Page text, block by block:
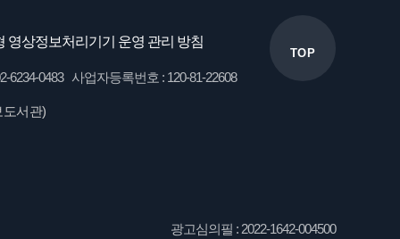
영상정보처리기기 운영 관리 방침
0483 사업자등록번호 : 120-81-22608
서관)
광고심의필 : 2022-1642-004500
TOP